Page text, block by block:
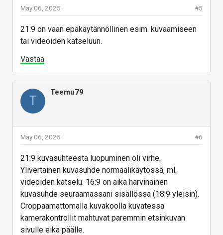
Vastaa
#5
May 06, 2025
21:9 on vaan epäkäytännöllinen esim. kuvaamiseen
tai videoiden katseluun.
Vastaa
T
Teemu79
#6
May 06, 2025
21:9 kuvasuhteesta luopuminen oli virhe.
Ylivertainen kuvasuhde normaalikäytössä, ml.
videoiden katselu. 16:9 on aika harvinainen
kuvasuhde seuraamassani sisällössä (18:9 yleisin).
Croppaamattomalla kuvakoolla kuvatessa
kamerakontrollit mahtuvat paremmin etsinkuvan
sivulle eikä päälle.